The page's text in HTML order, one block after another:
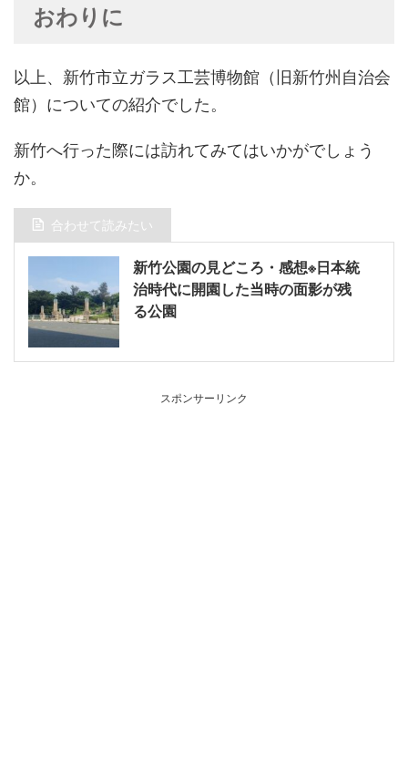
おわりに
以上、新竹市立ガラス工芸博物館（旧新竹州自治会
館）についての紹介でした。
新竹へ行った際には訪れてみてはいかがでしょう
か。
合わせて読みたい
新竹公園の見どころ・感想※日本統
治時代に開園した当時の面影が残
る公園
スポンサーリンク